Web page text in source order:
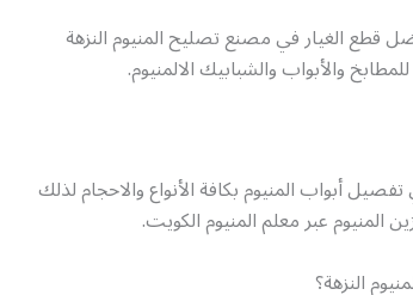
قطع الغيار في مصنع تصليح المنيوم النزهة
والأبواب والشبابيك الالمنيوم.
أبواب المنيوم بكافة الأنواع والاحجام لذلك
عبر معلم المنيوم الكويت.
النزهة؟